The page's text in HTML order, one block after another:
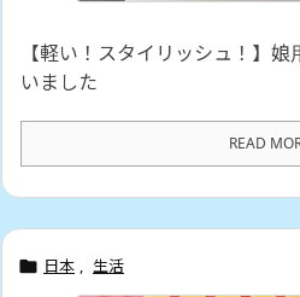
【軽い！スタイリッシュ！】
いました
READ
 日本 生活